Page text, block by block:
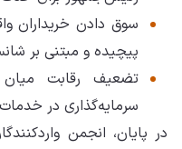
سوق دادن خریداران
پیچیده و مبتنی بر
تضعیف رقابت
سرمایه‌گذاری در
در پایان، انجمن